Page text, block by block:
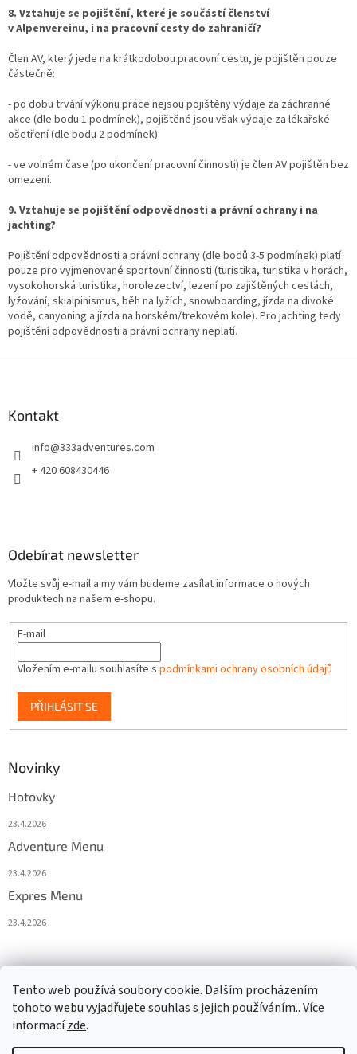
Tento web používá soubory cookie. Dalším procházením
tohoto webu vyjadřujete souhlas s jejich používáním.. Více
informacízde.
8. Vztahuje se pojištění, které je součástí členství
v Alpenvereinu, i na pracovní cesty do zahraničí?
Člen AV, který jede na krátkodobou pracovní cestu, je pojištěn pouze
částečně:
- po dobu trvání výkonu práce nejsou pojištěny výdaje za záchranné
akce (dle bodu 1 podmínek), pojištěné jsou však výdaje za lékařské
ošetření (dle bodu 2 podmínek)
- ve volném čase (po ukončení pracovní činnosti) je člen AV pojištěn bez
omezení.
9. Vztahuje se pojištění odpovědnosti a právní ochrany i na
jachting?
Pojištění odpovědnosti a právní ochrany (dle bodů 3-5 podmínek) platí
pouze pro vyjmenované sportovní činnosti (turistika, turistika v horách,
vysokohorská turistika, horolezectví, lezení po zajištěných cestách,
lyžování, skialpinismus, běh na lyžích, snowboarding, jízda na divoké
vodě, canyoning a jízda na horském/trekovém kole). Pro jachting tedy
pojištění odpovědnosti a právní ochrany neplatí.
Kontakt
info@333adventures.com
+ 420 608430446
Odebírat newsletter
Vložte svůj e-mail a my vám budeme zasílat informace o nových
produktech na našem e-shopu.
E-mail
Vložením e-mailu souhlasíte s podmínkami ochrany osobních údajů
PŘIHLÁSIT SE
Novinky
Hotovky
23.4.2026
Adventure Menu
23.4.2026
Expres Menu
23.4.2026